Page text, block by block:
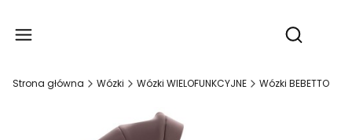
Otwórz
Strona główna Wózki Wózki WIELOFUNKCYJNE Wózki BEBETTO